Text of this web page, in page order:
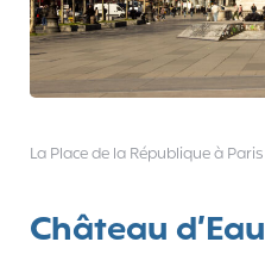
La Place de la République à Paris
Château d’Eau